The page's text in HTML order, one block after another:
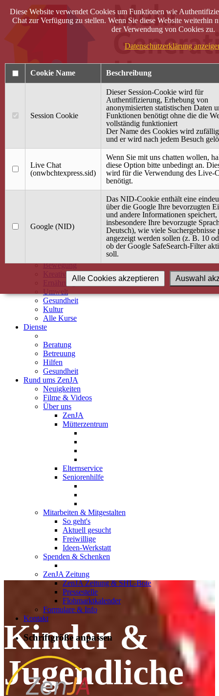
Anmelden
Treffpunkt Jung & Alt
40 Jahre Mütterzentrum
Familiencafé
Gemeinsam unterwegs
Angebot / Kurs suchen
Babybauch & Elternschaft
Bewegung
Kreativität
Ernährung
Umwelt
Gesundheit
Kultur
Alle Kurse
Dienste
Beratung
Betreuung
Hilfen
Gesundheit
Rund ums ZenJA
Neuigkeiten
Filme & Videos
Über uns
ZenJA
Mütterzentrum
Elternservice
Seniorenhilfe
Mitarbeiten & Mitgestalten
So geht's
Aktuell gesucht
Freiwillige
Ideen-Werkstatt
Spenden & Schenken
ZenJA Zeitung
ZenJA Zeitung & SHL-Bote
Pressestelle
Flohmarktkalender
Formulare & Info
Kontakt
Schriftgröße anpassen
Kinder &
Jugendliche
Diese Website verwendet Cookies um Funktionen wie
Chat zur Verfügung zu stellen. Wenn Sie diese Website weiterhin
der Verwendung von Cookies zu.
Datenschutzerklärung
Cookie Name Beschreibung
Session Cookie
Dieser Session-Cookie wird für
Authentifizierung, Erhebung von
anonymisierten statistischen Daten
Funktionen benötigt ohne die die
vollständig funktioniert
Der Name des Cookies wird
und er wird nach jedem Besuch
Live Chat
(onwbchtexpress.sid)
Wenn Sie mit uns chatten wollen,
diese Option bitte unbedingt an.
wird für die Verwendung des Live-
benötigt.
Google (NID)
Das NID-Cookie enthält eine
über die Google Ihre bevorzugten
und andere Informationen speichert,
insbesondere Ihre bevorzugte
Deutsch), wie viele Suchergebnisse
angezeigt werden sollen (z. B. 10
ob der Google SafeSearch-Filter
soll.
Auswahl
Alle Cookies akzeptieren